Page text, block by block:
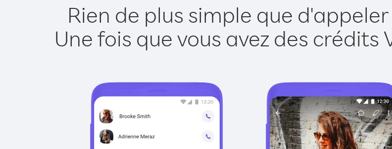
Rien de plus simple que
Une fois que vous avez des crédits